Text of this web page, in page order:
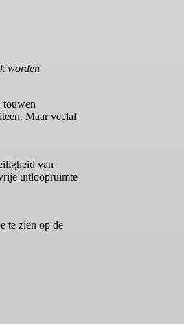
worden
touwen
Maar veelal
van
uitloopruimte
te zien op de